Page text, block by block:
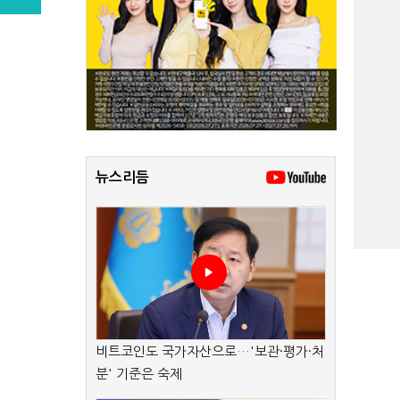
뉴스리듬
비트코인도 국가자산으로…'보관·평가·처
분' 기준은 숙제